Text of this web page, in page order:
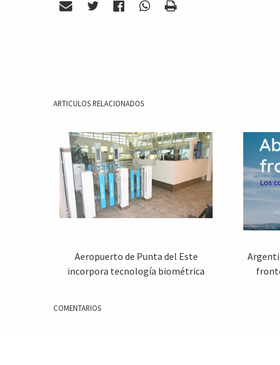
ARTICULOS RELACIONADOS
Aeropuerto de Punta del Este
incorpora tecnología biométrica
COMENTARIOS